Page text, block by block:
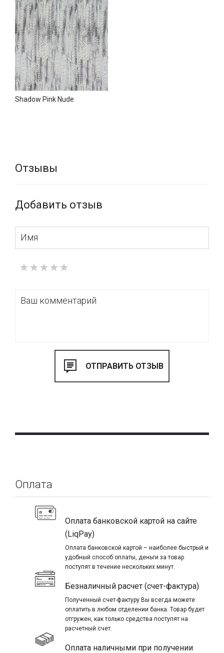
Shadow Pink Nude
Отзывы
Добавить отзыв
Оплата
Оплата банковской картой на сайте
(LiqPay)
Оплата банковской картой – наиболее быстрый и
удобный способ оплаты, деньги за товар
поступят в течение нескольких минут.
Безналичный расчет (счет-фактура)
Полученный счет-фактуру Вы всегда можете
оплатить в любом отделении банка. Товар будет
отгружен, как только средства поступят на
расчетный счет.
Оплата наличными при получении